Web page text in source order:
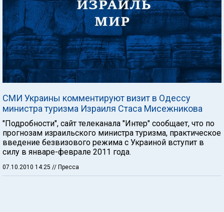
СМИ Украины комментируют визит в Одессу
министра туризма Израиля Стаса Мисежникова
"Подробности", сайт телеканала "Интер" сообщает, что по
прогнозам израильского министра туризма, практическое
введение безвизового режима с Украиной вступит в
силу в январе-феврале 2011 года.
07.10.2010 14:25 // Пресса